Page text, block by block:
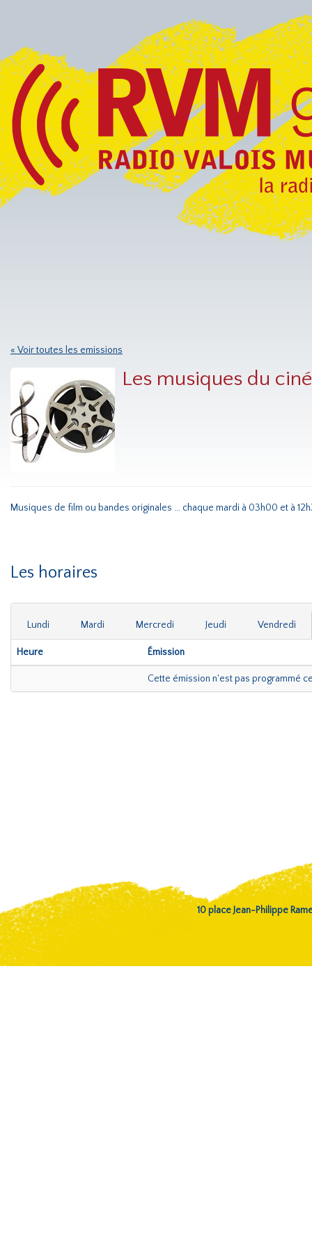
« Voir toutes les emissions
Les musiques du
Musiques de film ou bandes originales ... chaque mardi à 03h00 et à
Les horaires
Lundi Mardi Mercredi Jeudi Vendredi
Heure Émission
Cette émission n'est pas programmé
10 place Jean-Philippe